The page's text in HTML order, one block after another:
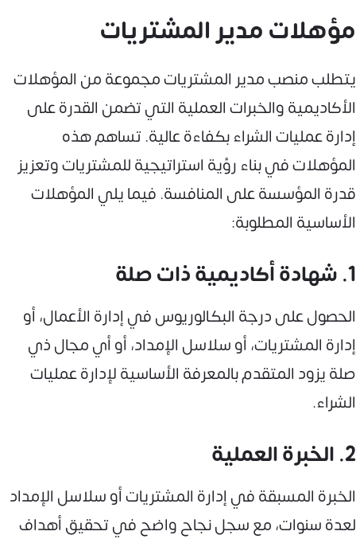
مؤهلات مدير المشتريات
يتطلب منصب مدير المشتريات مجموعة من المؤهلات
الأكاديمية والخبرات العملية التي تضمن القدرة على
إدارة عمليات الشراء بكفاءة عالية. تساهم هذه
المؤهلات في بناء رؤية استراتيجية للمشتريات وتعزيز
قدرة المؤسسة على المنافسة. فيما يلي المؤهلات
الأساسية المطلوبة:
1. شهادة أكاديمية ذات صلة
الحصول على درجة البكالوريوس في إدارة الأعمال، أو
إدارة المشتريات، أو سلاسل الإمداد، أو أي مجال ذي
صلة يزود المتقدم بالمعرفة الأساسية لإدارة عمليات
الشراء.
2. الخبرة العملية
الخبرة المسبقة في إدارة المشتريات أو سلاسل الإمداد
لعدة سنوات، مع سجل نجاح واضح في تحقيق أهداف